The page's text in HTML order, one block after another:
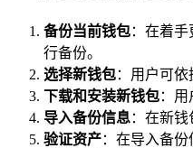
备份当前钱包：在着
行备份。
选择新钱包：用户可
下载和安装新钱包：
导入备份信息：在新
验证资产：在导入备